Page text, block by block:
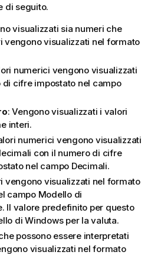
di seguito.
visualizzati sia numeri che
vengono visualizzati nel formato
numerici vengono visualizzati
di cifre impostato nel campo
: Vengono visualizzati i valori
interi.
numerici vengono visualizzati
con il numero di cifre
nel campo Decimali.
vengono visualizzati nel formato
campo Modello di
. Il valore predefinito per questo
di Windows per la valuta.
possono essere interpretati
visualizzati nel formato